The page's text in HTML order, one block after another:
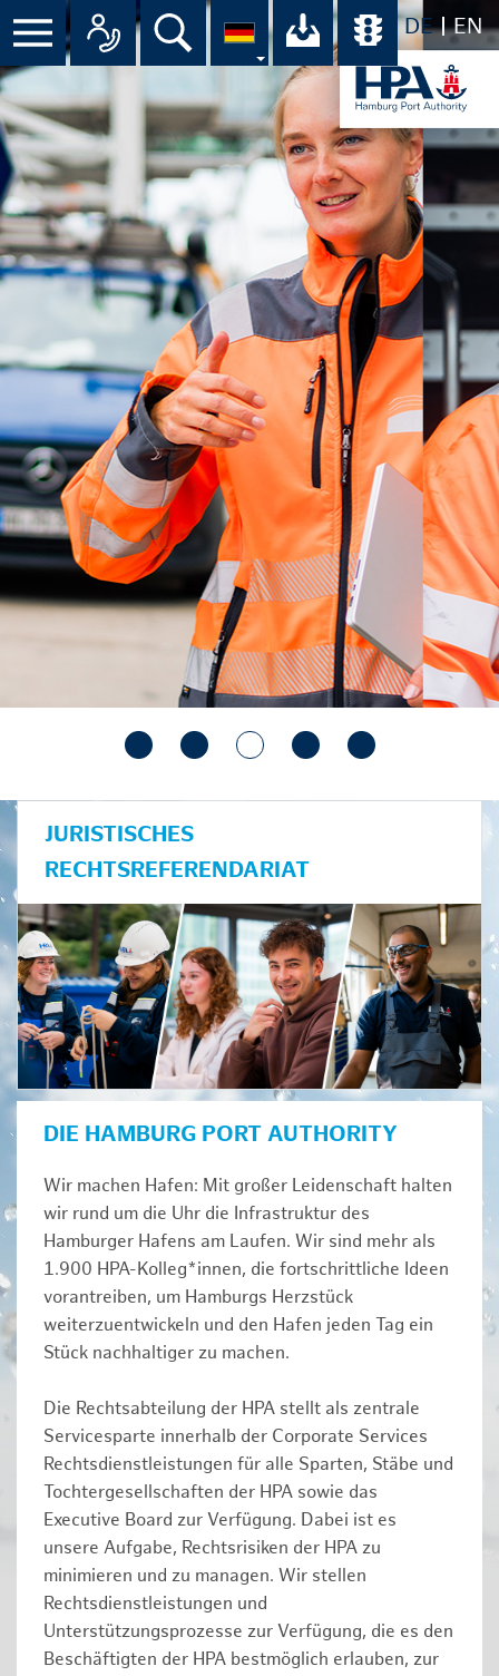
DE EN
Suche Ihr Download-
JURISTISCHES
RECHTSREFERENDARIAT
DIE HAMBURG PORT AUTHORITY
Wir machen Hafen: Mit großer Leidenschaft halten
wir rund um die Uhr die Infrastruktur des
Hamburger Hafens am Laufen. Wir sind mehr als
1.900 HPA-Kolleg*innen, die fortschrittliche Ideen
vorantreiben, um Hamburgs Herzstück
weiterzuentwickeln und den Hafen jeden Tag ein
Stück nachhaltiger zu machen.
Die Rechtsabteilung der HPA stellt als zentrale
Servicesparte innerhalb der Corporate Services
Rechtsdienstleistungen für alle Sparten, Stäbe und
Tochtergesellschaften der HPA sowie das
Executive Board zur Verfügung. Dabei ist es
unsere Aufgabe, Rechtsrisiken der HPA zu
minimieren und zu managen. Wir stellen
Rechtsdienstleistungen und
Unterstützungsprozesse zur Verfügung, die es den
Beschäftigten der HPA bestmöglich erlauben, zur